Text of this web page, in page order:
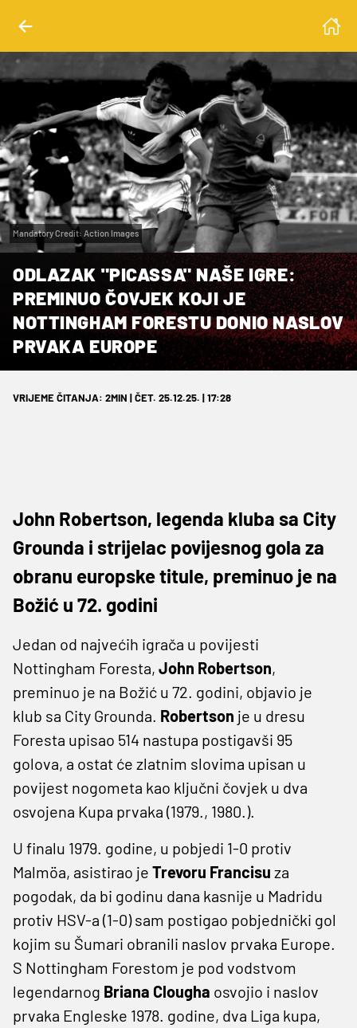
Mandatory Credit: Action Images
ODLAZAK "PICASSA" NAŠE IGRE:
PREMINUO ČOVJEK KOJI JE
NOTTINGHAM FORESTU DONIO NASLOV
PRVAKA EUROPE
VRIJEME ČITANJA: 2MIN | ČET. 25.12.25. | 17:28
John Robertson, legenda kluba sa City
Grounda i strijelac povijesnog gola za
obranu europske titule, preminuo je na
Božić u 72. godini
Jedan od najvećih igrača u povijesti
Nottingham Foresta, John Robertson,
preminuo je na Božić u 72. godini, objavio je
klub sa City Grounda. Robertson je u dresu
Foresta upisao 514 nastupa postigavši 95
golova, a ostat će zlatnim slovima upisan u
povijest nogometa kao ključni čovjek u dva
osvojena Kupa prvaka (1979., 1980.).
U finalu 1979. godine, u pobjedi 1-0 protiv
Malmöa, asistirao je Trevoru Francisu za
pogodak, da bi godinu dana kasnije u Madridu
protiv HSV-a (1-0) sam postigao pobjednički gol
kojim su Šumari obranili naslov prvaka Europe.
S Nottingham Forestom je pod vodstvom
legendarnog Briana Clougha osvojio i naslov
prvaka Engleske 1978. godine, dva Liga kupa,